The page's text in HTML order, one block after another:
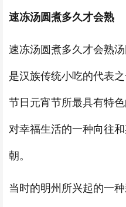
速冻汤圆煮多久才会熟
速冻汤圆煮多久才会熟汤
是汉族传统小吃的代表
节日元宵节所最具有特
对幸福生活的一种向往
朝。
当时的明州所兴起的一